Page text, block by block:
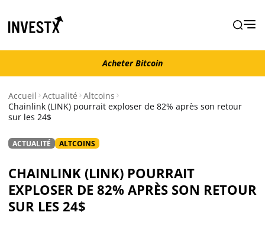
Acheter Bitcoin
Actualité
Actualité Bitcoin
Actualité Ethereum
Actualité Altcoins
Acheter Bitcoin
Accueil Actualité Altcoins
Chainlink (LINK) pourrait exploser de 82% après son retour
sur les 24$
ACTUALITÉ ALTCOINS
CHAINLINK (LINK) POURRAIT
EXPLOSER DE 82% APRÈS SON RETOUR
SUR LES 24$